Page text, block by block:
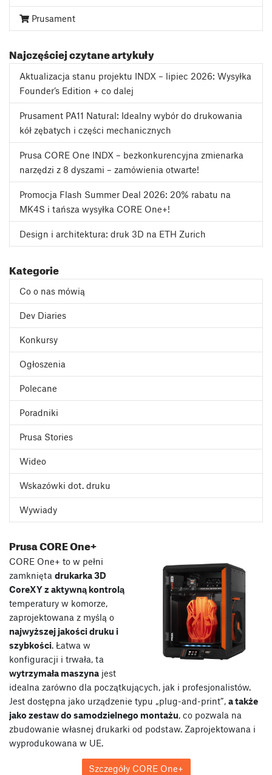
Prusament
Najczęściej czytane artykuły
Aktualizacja stanu projektu INDX – lipiec 2026: Wysyłka
Founder’s Edition + co dalej
Prusament PA11 Natural: Idealny wybór do drukowania
kół zębatych i części mechanicznych
Prusa CORE One INDX – bezkonkurencyjna zmienarka
narzędzi z 8 dyszami – zamówienia otwarte!
Promocja Flash Summer Deal 2026: 20% rabatu na
MK4S i tańsza wysyłka CORE One+!
Design i architektura: druk 3D na ETH Zurich
Kategorie
Co o nas mówią
Dev Diaries
Konkursy
Ogłoszenia
Polecane
Poradniki
Prusa Stories
Wideo
Wskazówki dot. druku
Wywiady
Prusa CORE One+
CORE One+ to w pełni
zamknięta drukarka 3D
CoreXY z aktywną kontrolą
temperatury w komorze,
zaprojektowana z myślą o
najwyższej jakości druku i
szybkości. Łatwa w
konfiguracji i trwała, ta
wytrzymała maszyna jest
idealna zarówno dla początkujących, jak i profesjonalistów.
Jest dostępna jako urządzenie typu „plug-and-print”, a także
jako zestaw do samodzielnego montażu, co pozwala na
zbudowanie własnej drukarki od podstaw. Zaprojektowana i
wyprodukowana w UE.
Szczegóły CORE One+